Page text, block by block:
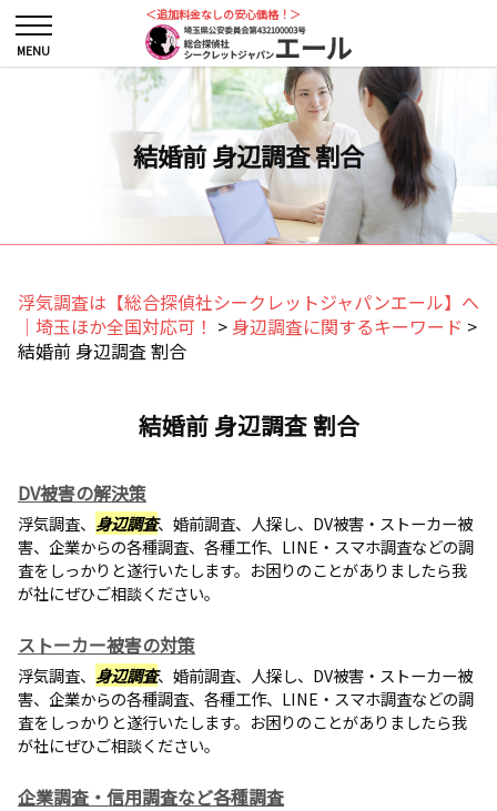
結婚前 身辺調査 割合
＜追加料金なしの安心価格！＞
浮気調査は【総合探偵社シークレットジャパンエール】へ
｜埼玉ほか全国対応可！ > 身辺調査に関するキーワード >
結婚前 身辺調査 割合
結婚前 身辺調査 割合
DV被害の解決策
浮気調査、 身辺調査、婚前調査、人探し、DV被害・ストーカー被
害、企業からの各種調査、各種工作、LINE・スマホ調査などの調
査をしっかりと遂行いたします。お困りのことがありましたら我
が社にぜひご相談ください。
ストーカー被害の対策
浮気調査、 身辺調査、婚前調査、人探し、DV被害・ストーカー被
害、企業からの各種調査、各種工作、LINE・スマホ調査などの調
査をしっかりと遂行いたします。お困りのことがありましたら我
が社にぜひご相談ください。
企業調査・信用調査など各種調査